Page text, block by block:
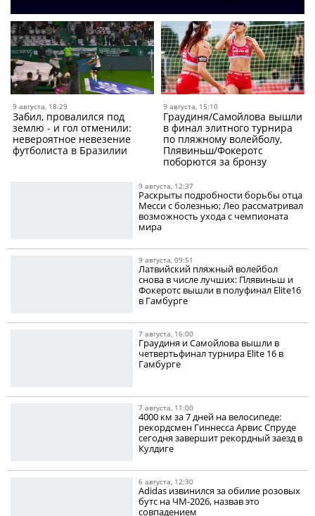
9 августа, 18:29
Забил, провалился под
землю - и гол отменили:
невероятное невезение
футболиста в Бразилии
9 августа, 15:10
Граудиня/Самойлова вышли
в финал элитного турнира
по пляжному волейболу,
Плявиньш/Фокеротс
поборются за бронзу
9 августа, 12:37
Раскрыты подробности борьбы отца
Месси с болезнью; Лео рассматривал
возможность ухода с чемпионата
мира
9 августа, 09:51
Латвийский пляжный волейбол
снова в числе лучших: Плявиньш и
Фокеротс вышли в полуфинал Elite16
в Гамбурге
7 августа, 16:00
Граудиня и Самойлова вышли в
четвертьфинал турнира Elite 16 в
Гамбурге
7 августа, 11:00
4000 км за 7 дней на велосипеде:
рекордсмен Гиннесса Арвис Спруде
сегодня завершит рекордный заезд в
Кулдиге
6 августа, 12:30
Adidas извинился за обилие розовых
бутс на ЧМ-2026, назвав это
совпадением